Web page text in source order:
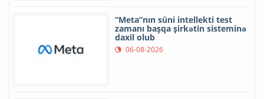
“Meta”nın süni intellekti test
zamanı başqa şirkətin sisteminə
daxil olub
06-08-2026